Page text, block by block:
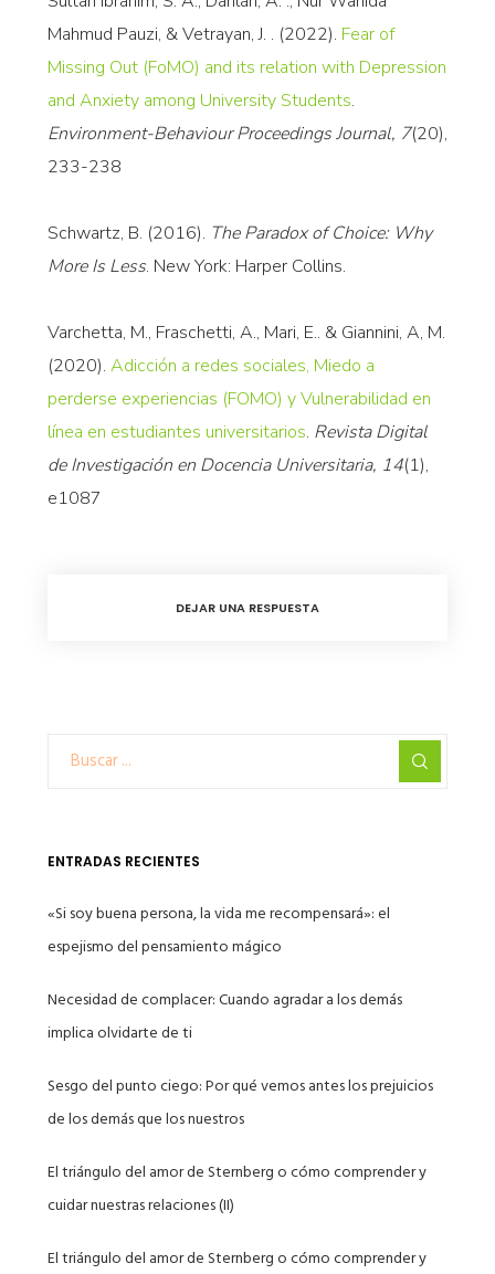
Mahmud Pauzi, & Vetrayan, J. . (2022). Fear of
Missing Out (FoMO) and its relation with Depression
and Anxiety among University Students.
Environment-Behaviour Proceedings Journal, 7(20),
233-238
Schwartz, B. (2016). The Paradox of Choice: Why
More Is Less. New York: Harper Collins.
Varchetta, M., Fraschetti, A., Mari, E.. & Giannini, A, M.
(2020). Adicción a redes sociales, Miedo a
perderse experiencias (FOMO) y Vulnerabilidad en
línea en estudiantes universitarios. Revista Digital
de Investigación en Docencia Universitaria, 14(1),
e1087
DEJAR UNA RESPUESTA
ENTRADAS RECIENTES
«Si soy buena persona, la vida me recompensará»: el
espejismo del pensamiento mágico
Necesidad de complacer: Cuando agradar a los demás
implica olvidarte de ti
Sesgo del punto ciego: Por qué vemos antes los prejuicios
de los demás que los nuestros
El triángulo del amor de Sternberg o cómo comprender y
cuidar nuestras relaciones (II)
El triángulo del amor de Sternberg o cómo comprender y